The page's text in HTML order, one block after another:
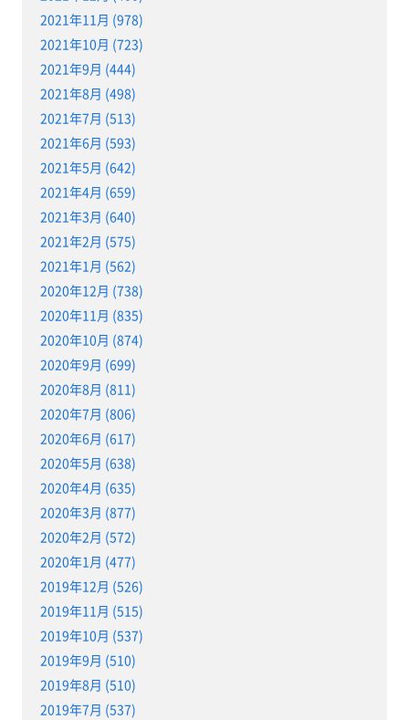
2021年11月 (978)
2021年10月 (723)
2021年9月 (444)
2021年8月 (498)
2021年7月 (513)
2021年6月 (593)
2021年5月 (642)
2021年4月 (659)
2021年3月 (640)
2021年2月 (575)
2021年1月 (562)
2020年12月 (738)
2020年11月 (835)
2020年10月 (874)
2020年9月 (699)
2020年8月 (811)
2020年7月 (806)
2020年6月 (617)
2020年5月 (638)
2020年4月 (635)
2020年3月 (877)
2020年2月 (572)
2020年1月 (477)
2019年12月 (526)
2019年11月 (515)
2019年10月 (537)
2019年9月 (510)
2019年8月 (510)
2019年7月 (537)